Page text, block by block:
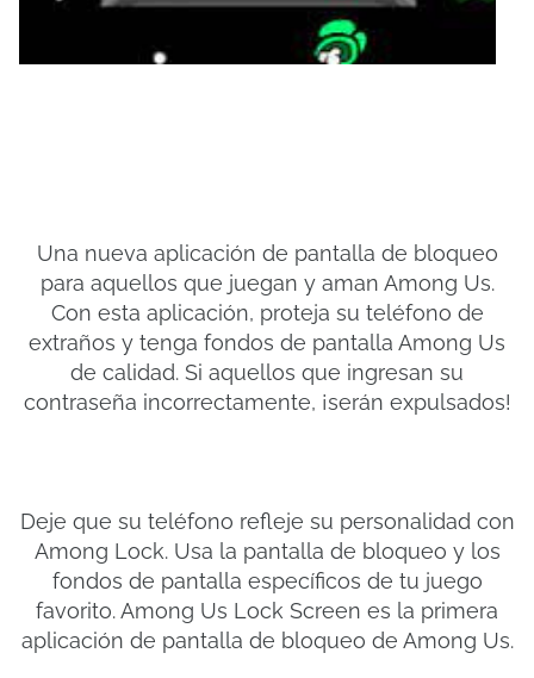
Una nueva aplicación de pantalla de bloqueo
para aquellos que juegan y aman Among Us.
Con esta aplicación, proteja su teléfono de
extraños y tenga fondos de pantalla Among Us
de calidad. Si aquellos que ingresan su
contraseña incorrectamente, ¡serán expulsados!
Deje que su teléfono refleje su personalidad con
Among Lock. Usa la pantalla de bloqueo y los
fondos de pantalla específicos de tu juego
favorito. Among Us Lock Screen es la primera
aplicación de pantalla de bloqueo de Among Us.